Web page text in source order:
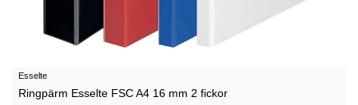
Esselte
Ringpärm Esselte FSC A4 16 mm 2 fickor